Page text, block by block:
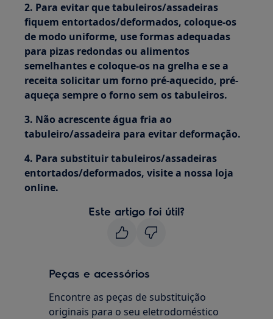
2. Para evitar que tabuleiros/assadeiras
fiquem entortados/deformados, coloque-os
de modo uniforme, use formas adequadas
para pizas redondas ou alimentos
semelhantes e coloque-os na grelha e se a
receita solicitar um forno pré-aquecido, pré-
aqueça sempre o forno sem os tabuleiros.
3. Não acrescente água fria ao
tabuleiro/assadeira para evitar deformação.
4. Para substituir tabuleiros/assadeiras
entortados/deformados, visite a nossa loja
online.
Este artigo foi útil?
Peças e acessórios
Encontre as peças de substituição
originais para o seu eletrodoméstico